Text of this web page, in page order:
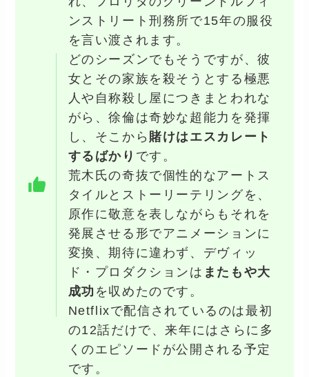
ンストリート刑務所で15年の服役
を言い渡されます。
どのシーズンでもそうですが、彼
女とその家族を殺そうとする極悪
人や自称殺し屋につきまとわれな
がら、徐倫は奇妙な超能力を発揮
し、そこから 賭けはエスカレート
するばかり です。
荒木氏の奇抜で個性的なアートス
タイルとストーリーテリングを、
原作に敬意を表しながらもそれを
発展させる形でアニメーションに
変換、期待に違わず、デヴィッ
ド・プロダクションは またもや大
成功 を収めたのです。
Netflixで配信されているのは最初
の12話だけで、来年にはさらに多
くのエピソードが公開される予定
です。